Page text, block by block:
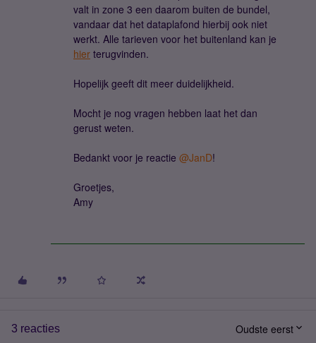
valt in zone 3 een daarom buiten de bundel,
vandaar dat het dataplafond hierbij ook niet
werkt. Alle tarieven voor het buitenland kan je
hier terugvinden.
Hopelijk geeft dit meer duidelijkheid.
Mocht je nog vragen hebben laat het dan
gerust weten.
Bedankt voor je r​eactie @JanD!
Groetjes,
Amy
3 reacties Oudste eerst